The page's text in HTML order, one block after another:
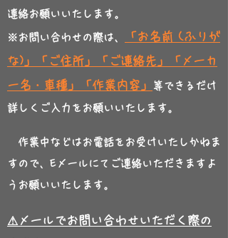
連絡お願いいたします。
※お問い合わせの際は、
「お名前 (ふりが
な)」「ご住所」「ご連絡先」「メーカ
ー名・車種」「作業内容」
等できるだけ
詳しくご入力をお願いいたします。
作業中などは お電話をお受けいたし かねま
すので、Eメールにてご連絡いただきますよ
うお願いいたします。
⚠メールでお問い合わせいただく際の